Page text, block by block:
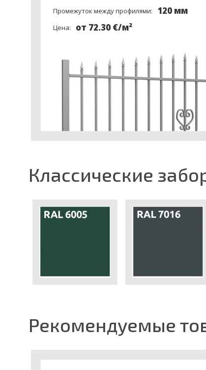
Промежуток между профилями: 120 мм
Цена: от 72.30 €/м²
Классические
Рекомендуемые